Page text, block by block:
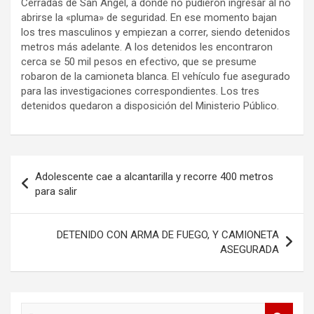
Cerradas de San Ángel, a donde no pudieron ingresar al no
abrirse la «pluma» de seguridad. En ese momento bajan
los tres masculinos y empiezan a correr, siendo detenidos
metros más adelante. A los detenidos les encontraron
cerca se 50 mil pesos en efectivo, que se presume
robaron de la camioneta blanca. El vehículo fue asegurado
para las investigaciones correspondientes. Los tres
detenidos quedaron a disposición del Ministerio Público.
de
entradas
Adolescente cae a alcantarilla y recorre 400 metros
para salir
DETENIDO CON ARMA DE FUEGO, Y CAMIONETA
ASEGURADA